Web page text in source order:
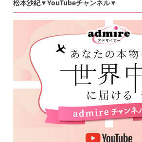
松本沙紀▼YouTubeチャンネル▼